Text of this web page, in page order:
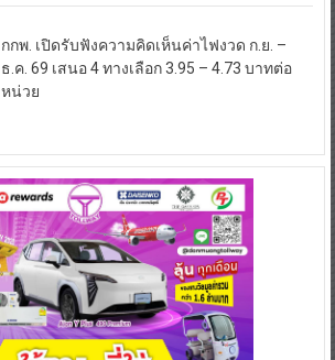
กกพ. เปิดรับฟังความคิดเห็นค่าไฟงวด ก.ย. –
ธ.ค. 69 เสนอ 4 ทางเลือก 3.95 – 4.73 บาทต่อ
หน่วย